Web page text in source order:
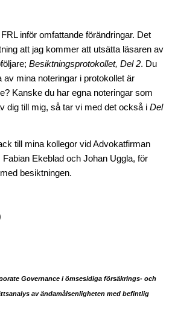
inför omfattande förändringar. Det
att jag kommer att utsätta läsaren av
Besiktningsprotokollet, Del 2. Du
av mina noteringar i protokollet är
Kanske du har egna noteringar som
dig till mig, så tar vi med det också i Del
till mina kollegor vid Advokatfirman
Ekeblad och Johan Uggla, för
besiktningen.
Governance i ömsesidiga försäkrings- och
av ändamålsenligheten med befintlig